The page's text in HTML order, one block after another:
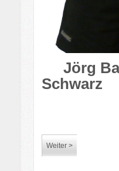
Schwarz
Weiter >